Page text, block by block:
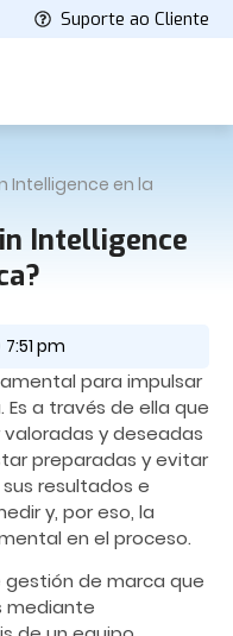
Suporte ao Cliente
Intelligence en la
Intelligence
7:51 pm
para impulsar
a través de ella que
y deseadas
preparadas y evitar
resultados e
y, por eso, la
en el proceso.
de marca que
mediante